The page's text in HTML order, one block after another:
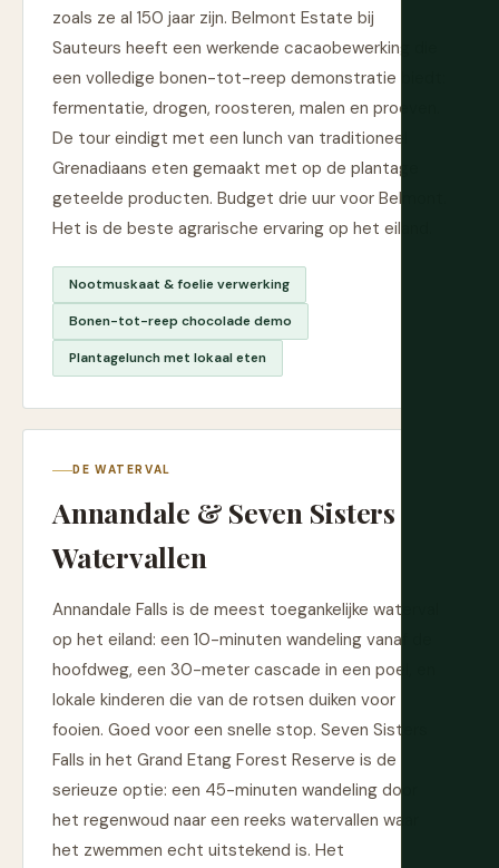
zoals ze al 150 jaar zijn. Belmont Estate bij
Sauteurs heeft een werkende cacaobewerking die
een volledige bonen-tot-reep demonstratie biedt:
fermentatie, drogen, roosteren, malen en proeven.
De tour eindigt met een lunch van traditioneel
Grenadiaans eten gemaakt met op de plantage
geteelde producten. Budget drie uur voor Belmont.
Het is de beste agrarische ervaring op het eiland.
Nootmuskaat & foelie verwerking
Bonen-tot-reep chocolade demo
Plantagelunch met lokaal eten
DE WATERVAL
Annandale & Seven Sisters
Watervallen
Annandale Falls is de meest toegankelijke waterval
op het eiland: een 10-minuten wandeling vanaf de
hoofdweg, een 30-meter cascade in een poel, en
lokale kinderen die van de rotsen duiken voor
fooien. Goed voor een snelle stop. Seven Sisters
Falls in het Grand Etang Forest Reserve is de
serieuze optie: een 45-minuten wandeling door
het regenwoud naar een reeks watervallen waar
het zwemmen echt uitstekend is. Het